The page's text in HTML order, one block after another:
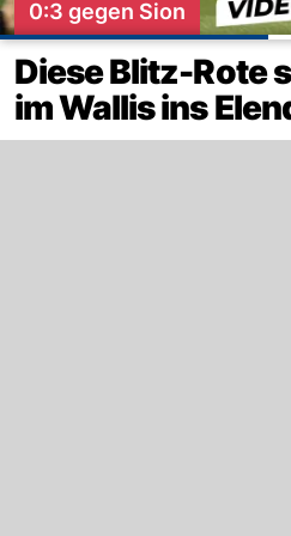
0:3 gegen Sion
Diese Blitz-Rote
im Wallis ins